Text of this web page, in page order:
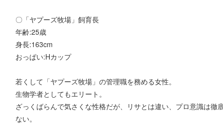
〇「ヤプーズ牧場」飼育長
年齢:25歳
身長:163cm
おっぱい:Hカップ
若くして「ヤプーズ牧場」の管理職を務める女性。
生物学者としてもエリート。
ざっくばらんで気さくな性格だが、リサとは違い、プロ意識は
ない。